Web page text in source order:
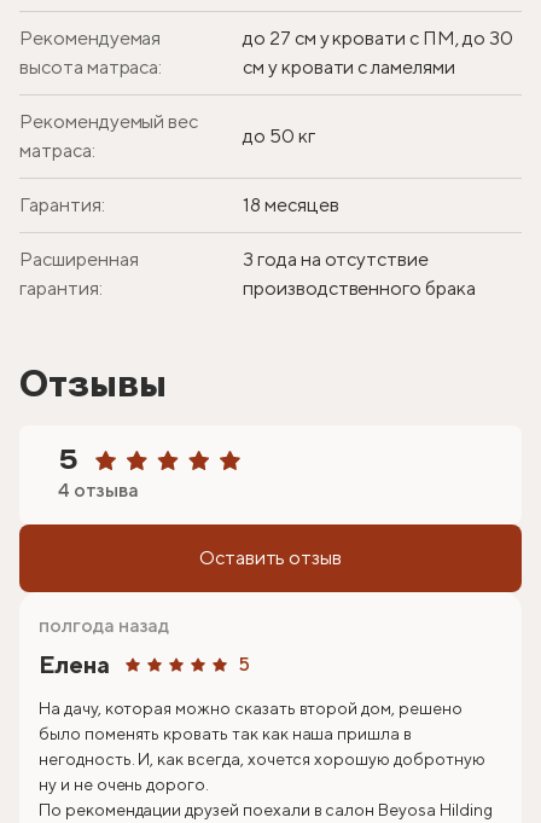
Рекомендуемая
высота матраса:
до 27 см у кровати с ПМ, до 30
см у кровати с ламелями
Рекомендуемый вес
матраса:
до 50 кг
Гарантия: 18 месяцев
Расширенная
гарантия:
3 года на отсутствие
производственного брака
Отзывы
5
4 отзыва
Оставить отзыв
Елена 5
полгода назад
На дачу, которая можно сказать второй дом, решено
было поменять кровать так как наша пришла в
негодность. И, как всегда, хочется хорошую добротную
ну и не очень дорого.
По рекомендации друзей поехали в салон Beyosa Hilding